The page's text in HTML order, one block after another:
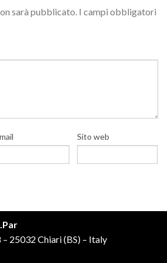
sarà pubblicato. I campi obbligatori
Sito web
25032 Chiari (BS) – Italy